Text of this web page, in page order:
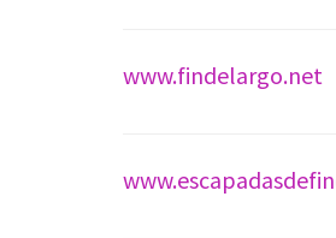
www.findelargo.net